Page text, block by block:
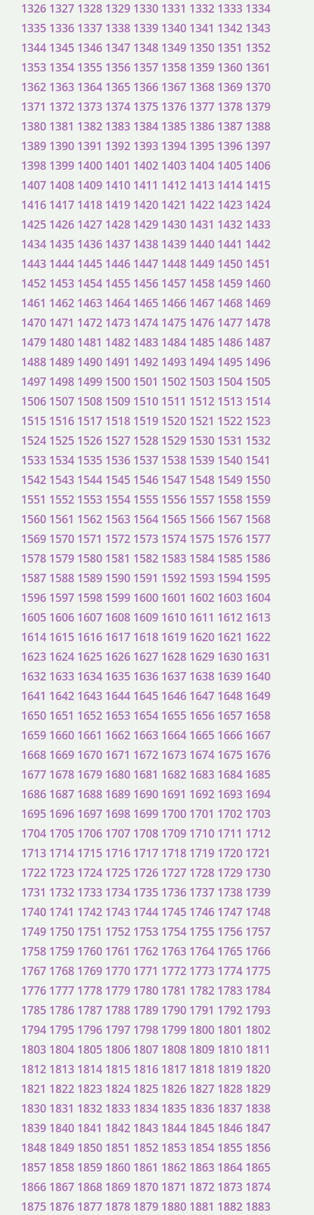
1326 1327 1328 1329 1330 1331 1332 1333 1334
1335 1336 1337 1338 1339 1340 1341 1342 1343
1344 1345 1346 1347 1348 1349 1350 1351 1352
1353 1354 1355 1356 1357 1358 1359 1360 1361
1362 1363 1364 1365 1366 1367 1368 1369 1370
1371 1372 1373 1374 1375 1376 1377 1378 1379
1380 1381 1382 1383 1384 1385 1386 1387 1388
1389 1390 1391 1392 1393 1394 1395 1396 1397
1398 1399 1400 1401 1402 1403 1404 1405 1406
1407 1408 1409 1410 1411 1412 1413 1414 1415
1416 1417 1418 1419 1420 1421 1422 1423 1424
1425 1426 1427 1428 1429 1430 1431 1432 1433
1434 1435 1436 1437 1438 1439 1440 1441 1442
1443 1444 1445 1446 1447 1448 1449 1450 1451
1452 1453 1454 1455 1456 1457 1458 1459 1460
1461 1462 1463 1464 1465 1466 1467 1468 1469
1470 1471 1472 1473 1474 1475 1476 1477 1478
1479 1480 1481 1482 1483 1484 1485 1486 1487
1488 1489 1490 1491 1492 1493 1494 1495 1496
1497 1498 1499 1500 1501 1502 1503 1504 1505
1506 1507 1508 1509 1510 1511 1512 1513 1514
1515 1516 1517 1518 1519 1520 1521 1522 1523
1524 1525 1526 1527 1528 1529 1530 1531 1532
1533 1534 1535 1536 1537 1538 1539 1540 1541
1542 1543 1544 1545 1546 1547 1548 1549 1550
1551 1552 1553 1554 1555 1556 1557 1558 1559
1560 1561 1562 1563 1564 1565 1566 1567 1568
1569 1570 1571 1572 1573 1574 1575 1576 1577
1578 1579 1580 1581 1582 1583 1584 1585 1586
1587 1588 1589 1590 1591 1592 1593 1594 1595
1596 1597 1598 1599 1600 1601 1602 1603 1604
1605 1606 1607 1608 1609 1610 1611 1612 1613
1614 1615 1616 1617 1618 1619 1620 1621 1622
1623 1624 1625 1626 1627 1628 1629 1630 1631
1632 1633 1634 1635 1636 1637 1638 1639 1640
1641 1642 1643 1644 1645 1646 1647 1648 1649
1650 1651 1652 1653 1654 1655 1656 1657 1658
1659 1660 1661 1662 1663 1664 1665 1666 1667
1668 1669 1670 1671 1672 1673 1674 1675 1676
1677 1678 1679 1680 1681 1682 1683 1684 1685
1686 1687 1688 1689 1690 1691 1692 1693 1694
1695 1696 1697 1698 1699 1700 1701 1702 1703
1704 1705 1706 1707 1708 1709 1710 1711 1712
1713 1714 1715 1716 1717 1718 1719 1720 1721
1722 1723 1724 1725 1726 1727 1728 1729 1730
1731 1732 1733 1734 1735 1736 1737 1738 1739
1740 1741 1742 1743 1744 1745 1746 1747 1748
1749 1750 1751 1752 1753 1754 1755 1756 1757
1758 1759 1760 1761 1762 1763 1764 1765 1766
1767 1768 1769 1770 1771 1772 1773 1774 1775
1776 1777 1778 1779 1780 1781 1782 1783 1784
1785 1786 1787 1788 1789 1790 1791 1792 1793
1794 1795 1796 1797 1798 1799 1800 1801 1802
1803 1804 1805 1806 1807 1808 1809 1810 1811
1812 1813 1814 1815 1816 1817 1818 1819 1820
1821 1822 1823 1824 1825 1826 1827 1828 1829
1830 1831 1832 1833 1834 1835 1836 1837 1838
1839 1840 1841 1842 1843 1844 1845 1846 1847
1848 1849 1850 1851 1852 1853 1854 1855 1856
1857 1858 1859 1860 1861 1862 1863 1864 1865
1866 1867 1868 1869 1870 1871 1872 1873 1874
1875 1876 1877 1878 1879 1880 1881 1882 1883